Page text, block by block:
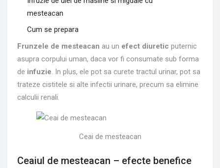
mesteacan
Cum se prepara
Frunzele de mesteacan au un efect diuretic puternic
asupra corpului uman, daca vor fi consumate sub forma
de infuzie . In plus, ele pot sa curete tractul urinar, pot sa
trateze cistitele si alte infectii urinare, precum sa elimine
calculii renali.
Ceai de mesteacan
Ceaiul de mesteacan – efecte benefice